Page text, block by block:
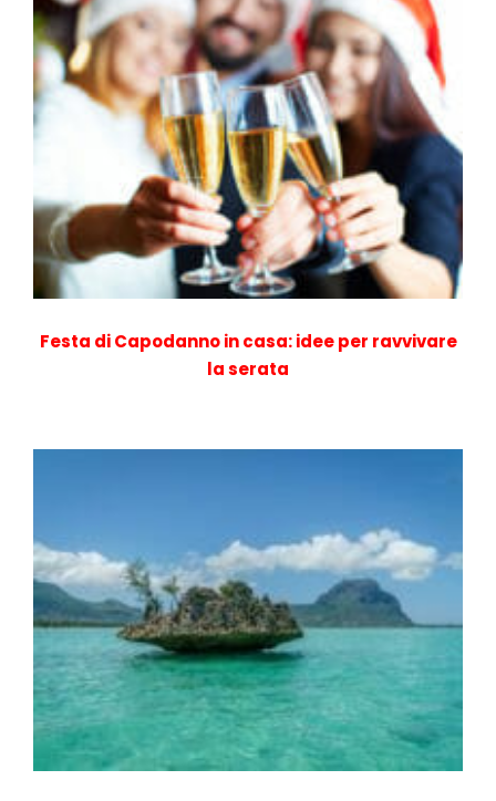
Festa di Capodanno in casa: idee per ravvivare
la serata